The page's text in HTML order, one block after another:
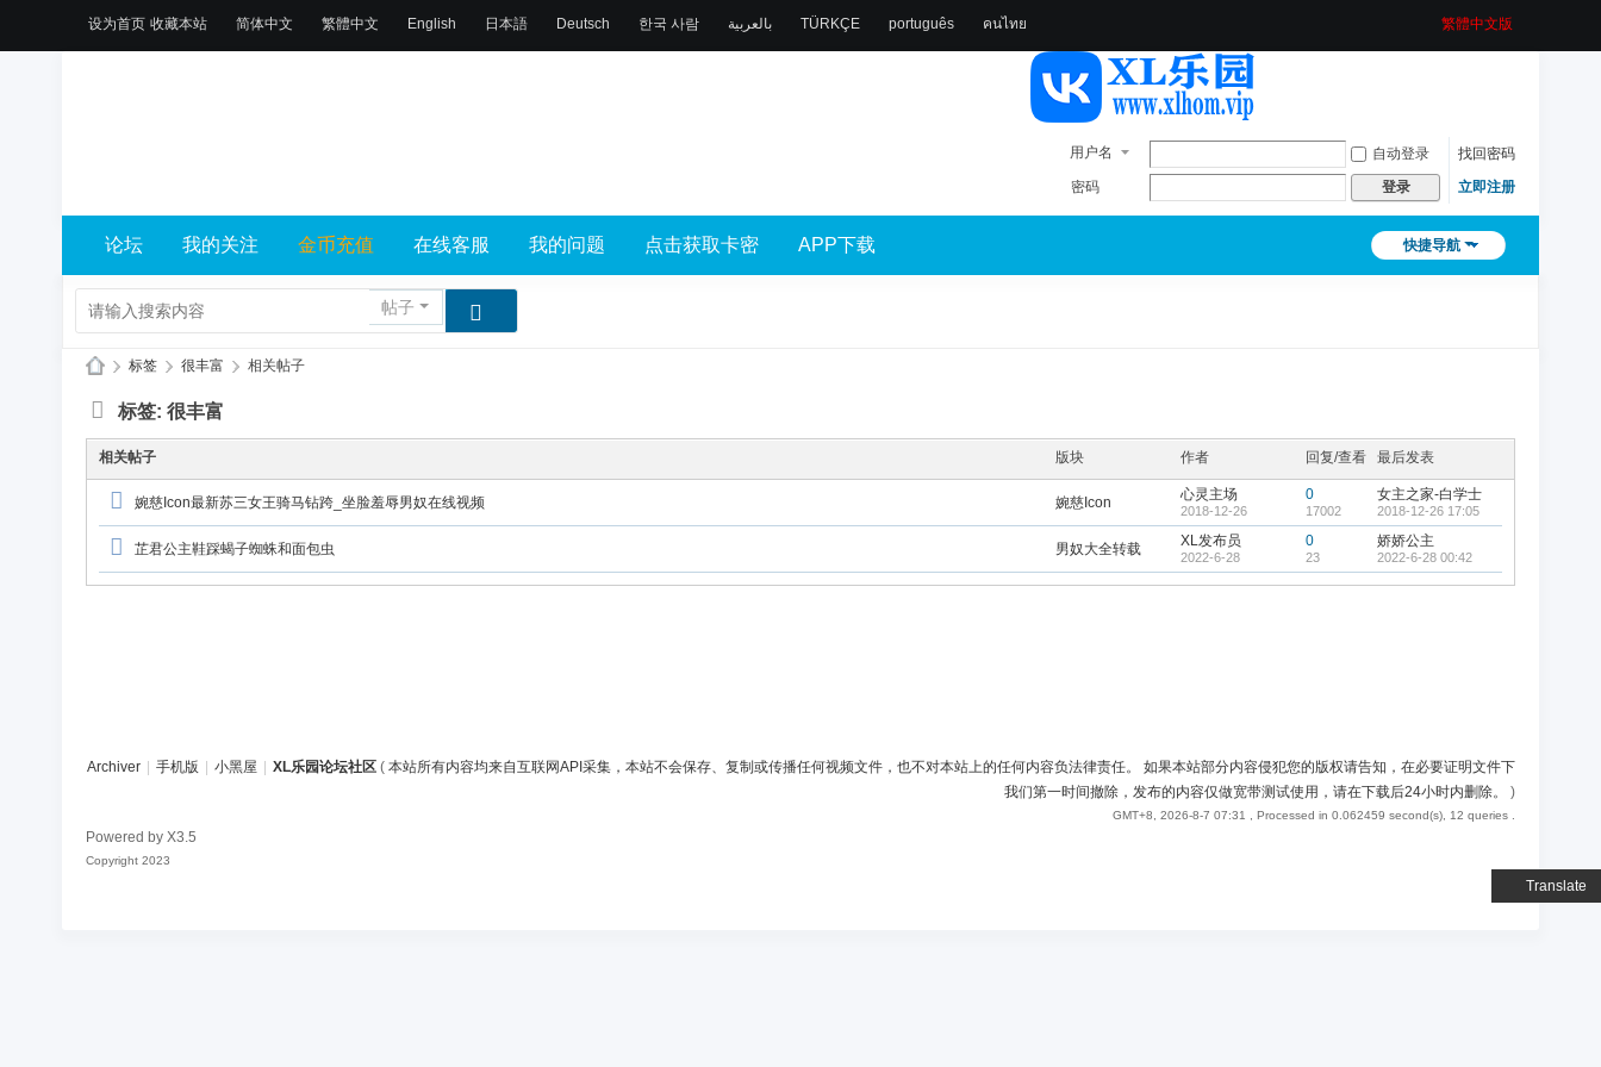
设为首页 收藏本站
Translate
简体中文 繁體中文 English 日本語 Deutsch 한국 사람 بالعربية TÜRKÇE português คนไทย 繁體中文版
用户名 自动登录
找回密码
密码
登录 立即注册
快捷导航
论坛 我的关注 金币充值 在线客服 我的问题 点击获取卡密 APP下载
帖子
X
L
乐
坛
› 标签 › 很丰富 › 相关帖子
标签: 很丰富
相关帖子 版块 作者 回复/查看 最后发表
婉慈Icon最新苏三女王骑马钻跨_坐脸羞辱男奴在线视频 婉慈Icon 心灵主场
2018-12-26
0
17002
女主之家-白学士
2018-12-26 17:05
芷君公主鞋踩蝎子蜘蛛和面包虫 男奴大全转载 XL发布员
2022-6-28
0
23
娇娇公主
2022-6-28 00:42
Archiver 手机版 小黑屋 XL乐园论坛社区 ( 本站所有内容均来自互联网API采集，本站不会保存、复制或传播任何视频文件，也不对本站上的任何内容负法律责任。 如果本站部分内容侵犯您的版权请告知，在必要证明文件下
我们第一时间撤除，发布的内容仅做宽带测试使用，请在下载后24小时内删除。
)
GMT+8, 2026-8-7 07:31 , Processed in 0.062459 second(s), 12 queries .
Powered by X3.5
Copyright 2023